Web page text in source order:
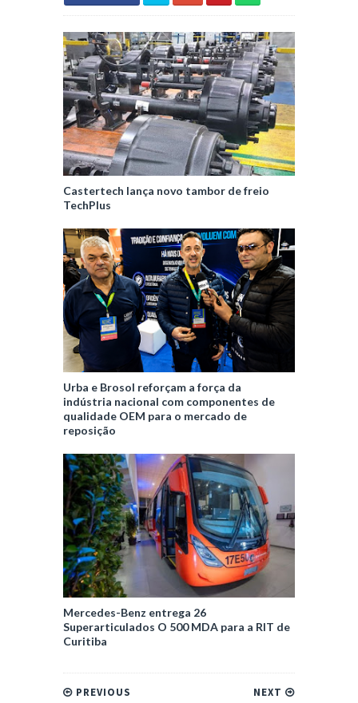
Castertech lança novo tambor de freio
TechPlus
Urba e Brosol reforçam a força da
indústria nacional com componentes de
qualidade OEM para o mercado de
reposição
Mercedes-Benz entrega 26
Superarticulados O 500 MDA para a RIT de
Curitiba
NEXT
PREVIOUS